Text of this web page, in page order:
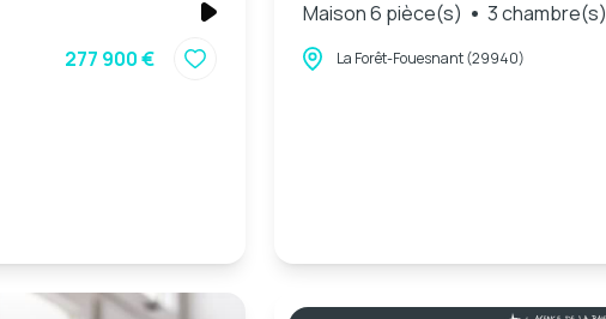
277 900 €
Maison 6 pièce(s) 3 chambre(s)
La Forêt-Fouesnant (29940)